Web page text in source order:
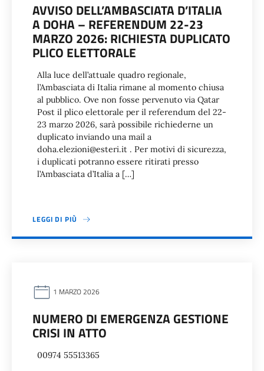
AVVISO DELL’AMBASCIATA D’ITALIA
A DOHA – REFERENDUM 22-23
MARZO 2026: RICHIESTA DUPLICATO
PLICO ELETTORALE
Alla luce dell’attuale quadro regionale,
l’Ambasciata di Italia rimane al momento chiusa
al pubblico. Ove non fosse pervenuto via Qatar
Post il plico elettorale per il referendum del 22-
23 marzo 2026, sarà possibile richiederne un
duplicato inviando una mail a
doha.elezioni@esteri.it . Per motivi di sicurezza,
i duplicati potranno essere ritirati presso
l’Ambasciata d’Italia a […]
LEGGI DI PIÙ
1 MARZO 2026
NUMERO DI EMERGENZA GESTIONE
CRISI IN ATTO
00974 55513365